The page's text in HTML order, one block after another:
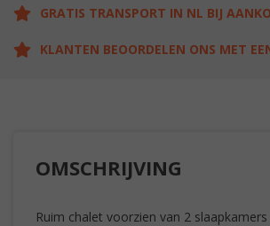
GRATIS TRANSPORT IN NL BIJ
KLANTEN BEOORDELEN ONS MET
OMSCHRIJVING
Ruim chalet voorzien van 2 slaapkamers